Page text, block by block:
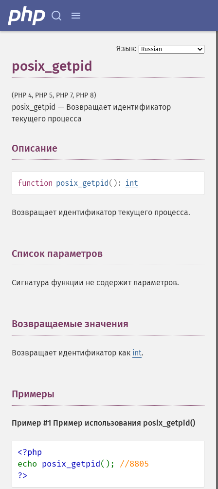
Язык:
posix_getpid
(PHP 4, PHP 5, PHP 7, PHP 8)
posix_getpid — Возвращает идентификатор
текущего процесса
Описание
function posix_getpid(): int
Возвращает идентификатор текущего процесса.
Список параметров
Сигнатура функции не содержит параметров.
Возвращаемые значения
Возвращает идентификатор как int.
Примеры
Пример #1 Пример использования posix_getpid()
echo posix_getpid();
?>